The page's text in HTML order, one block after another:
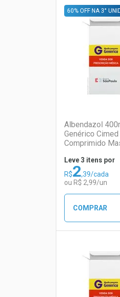
Ativar
Comprar sem
Comprar sem
Albendazol
Genérico Cimed
Comprimido
60% OFF NA 3°
Leve 3 itens por
R$2,39/cada
ou R$ 2,99/un
COMPRAR